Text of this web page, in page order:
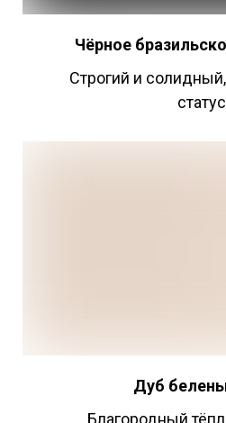
Чёрное
Строгий и
статус
Дуб